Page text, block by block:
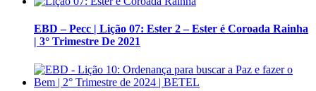
EBD – Pecc | Lição 07: Ester 2 – Ester é Coroada Rainha
| 3° Trimestre De 2021